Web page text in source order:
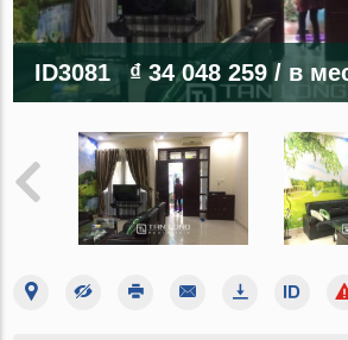
ID3081 ₫ 34 048 259/ в